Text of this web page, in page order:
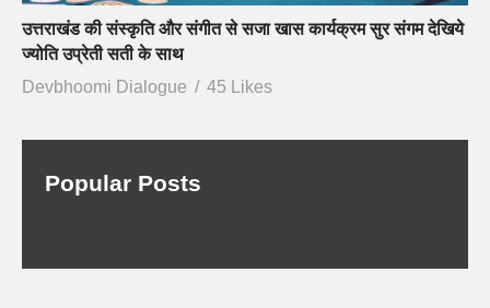
उत्तराखंड की संस्कृति और संगीत से सजा खास कार्यक्रम सुर संगम देखिये
ज्योति उप्रेती सती के साथ
Devbhoomi Dialogue
45 Likes
Popular Posts